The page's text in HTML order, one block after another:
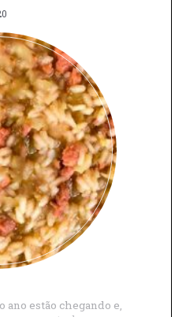
ano estão chegando e,